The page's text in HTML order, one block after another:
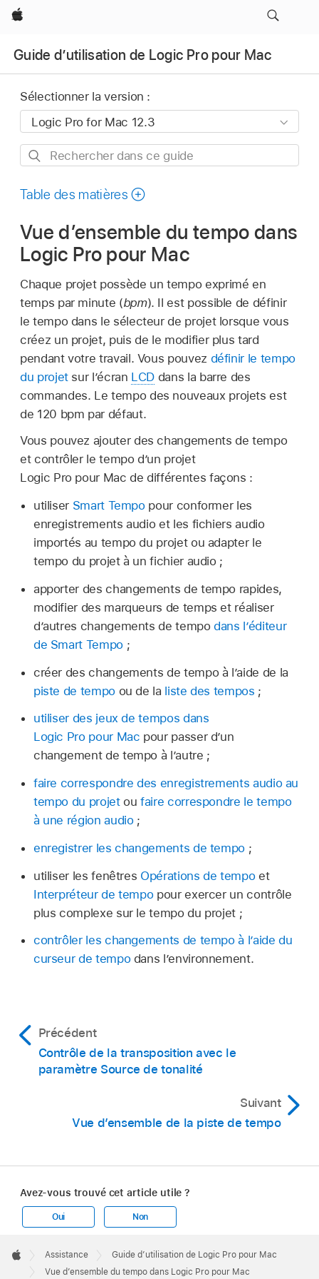
Apple
Guide d’utilisation de Logic Pro pour Mac
Sélectionner la version :
Rechercher
ce
Table des matières
Vue d’ensemble du tempo dans
Logic Pro pour Mac
Chaque projet possède un tempo exprimé en
temps par minute (bpm). Il est possible de définir
le tempo dans le sélecteur de projet lorsque vous
créez un projet, puis de le modifier plus tard
pendant votre travail. Vous pouvez définir le tempo
du projetsur l’écran LCD dans la barre des
commandes. Le tempo des nouveaux projets est
de 120 bpm par défaut.
Vous pouvez ajouter des changements de tempo
et contrôler le tempo d’un projet
Logic Pro pour Mac de différentes façons :
utiliser Smart Tempopour conformer les
enregistrements audio et les fichiers audio
importés au tempo du projet ou adapter le
tempo du projet à un fichier audio ;
apporter des changements de tempo rapides,
modifier des marqueurs de temps et réaliser
d’autres changements de tempodans l’éditeur
de Smart Tempo;
créer des changements de tempo à l’aide de la
piste de tempoou de la liste des tempos ;
utiliser des jeux de tempos dans
Logic Pro pour Mac pour passer d’un
changement de tempo à l’autre ;
faire correspondre des enregistrements audio au
tempo du projetoufaire correspondre le tempo
à une région audio;
enregistrer les changements de tempo ;
utiliser les fenêtres Opérations de tempoet
Interpréteur de tempopour exercer un contrôle
plus complexe sur le tempo du projet ;
contrôler les changements de tempo à l’aide du
curseur de tempodans l’environnement.
Précédent
Contrôle de la transposition avec le
paramètre Source de tonalité
Suivant
Vue d’ensemble de la piste de tempo
Avez-vous trouvé cet article utile ?
Oui Non
Footer

Apple
Assistance
Guide d’utilisation de Logic Pro pour Mac
Vue d’ensemble du tempo dans Logic Pro pour Mac